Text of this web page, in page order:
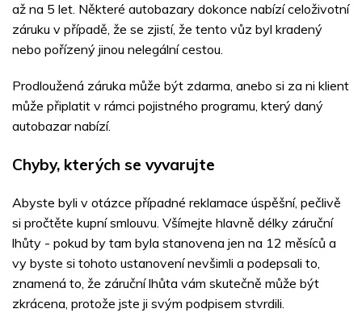
až na 5 let. Některé autobazary dokonce nabízí celoživotní
záruku v případě, že se zjistí, že tento vůz byl kradený
nebo pořízený jinou nelegální cestou.
Prodloužená záruka může být zdarma, anebo si za ni klient
může připlatit v rámci pojistného programu, který daný
autobazar nabízí.
Chyby, kterých se vyvarujte
Abyste byli v otázce případné reklamace úspěšní, pečlivě
si pročtěte kupní smlouvu. Všímejte hlavně délky záruční
lhůty - pokud by tam byla stanovena jen na 12 měsíců a
vy byste si tohoto ustanovení nevšimli a podepsali to,
znamená to, že záruční lhůta vám skutečně může být
zkrácena, protože jste ji svým podpisem stvrdili.